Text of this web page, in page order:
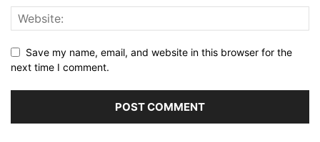
Save my name, email, and website in this browser for the
next time I comment.